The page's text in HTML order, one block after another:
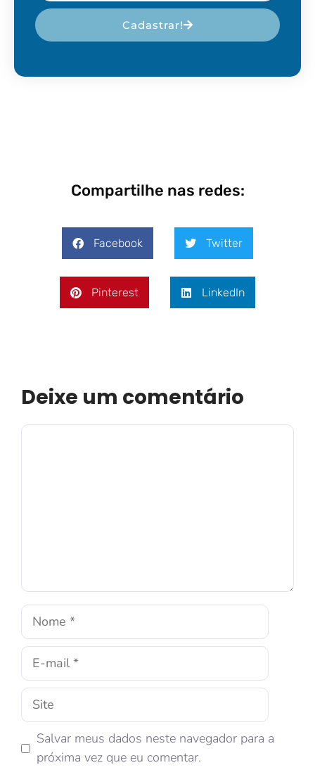
Cadastrar!
Compartilhe nas redes:
Facebook Twitter
Pinterest LinkedIn
Deixe um comentário
Salvar meus dados neste navegador para a
próxima vez que eu comentar.